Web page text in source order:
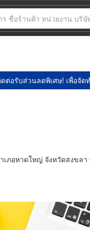
ต่อรับส่วนลดพิเศษ! เพื่อจัด
ภอหาดใหญ่ จังหวัดสงขลา